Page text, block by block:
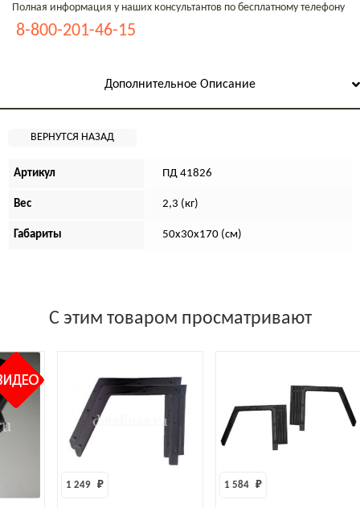
Полная информация у наших консультантов по бесплатному телефону
8-800-201-46-15
Дополнительное Описание
Артикул ПД 41826
Вес 2,3 (кг)
Габариты 50х30х170 (см)
С этим товаром просматривают
1 249 ₽ 1 584 ₽